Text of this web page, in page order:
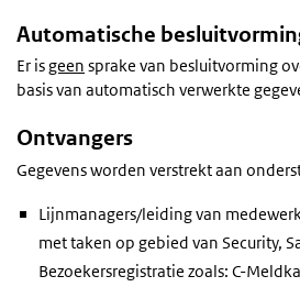
Automatische
Er isgeen sprake van besluitvorming
basis van automatisch verwerkte
Ontvangers
Gegevens worden verstrekt aan
Lijnmanagers/leiding van
met taken op gebied van Security,
Bezoekersregistratie zoals: C-